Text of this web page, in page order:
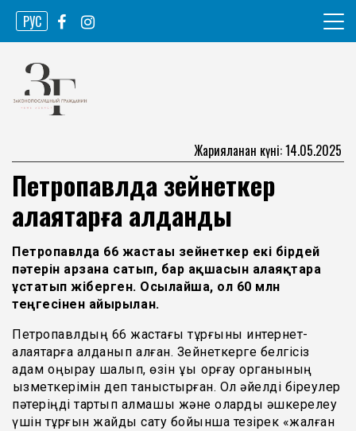
Skip
content
РУС
Законопослушный гражданин
Жарияланған күні: 14.05.2025
Петропавлда зейнеткер
алаяқтарға алданды
Петропавлда 66 жастағы зейнеткер екі бірдей
пәтерін арзанға сатып, бар ақшасын алаяқтарға
ұстатып жіберген. Осылайша, ол 60 млн
теңгесінен айырылған.
Петропавлдың 66 жастағы тұрғыны интернет-
алаяқтарға алданып қалған. Зейнеткерге белгісіз
адам қоңырау шалып, өзін құқық қорғау органының
қызметкерімін деп таныстырған. Ол әйелді біреулер
пәтеріңді тартып алмақшы және оларды әшкерелеу
үшін тұрғын жайды сату бойынша тезірек «жалған